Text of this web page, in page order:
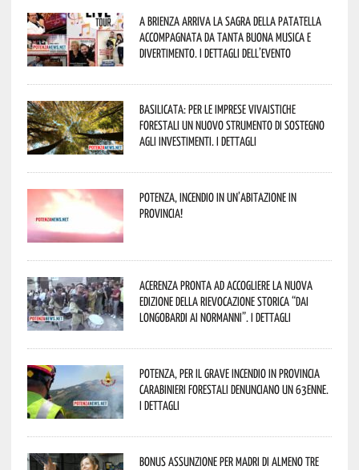
A Brienza arriva la Sagra della Patatella
accompagnata da tanta buona musica e
divertimento. I dettagli dell’evento
Basilicata: per le imprese vivaistiche
forestali un nuovo strumento di sostegno
agli investimenti. I dettagli
Potenza, incendio in un’abitazione in
provincia!
Acerenza pronta ad accogliere la nuova
edizione della rievocazione storica “Dai
Longobardi ai Normanni”. I dettagli
Potenza, per il grave incendio in Provincia
Carabinieri forestali denunciano un 63enne.
I dettagli
Bonus assunzione per madri di almeno tre